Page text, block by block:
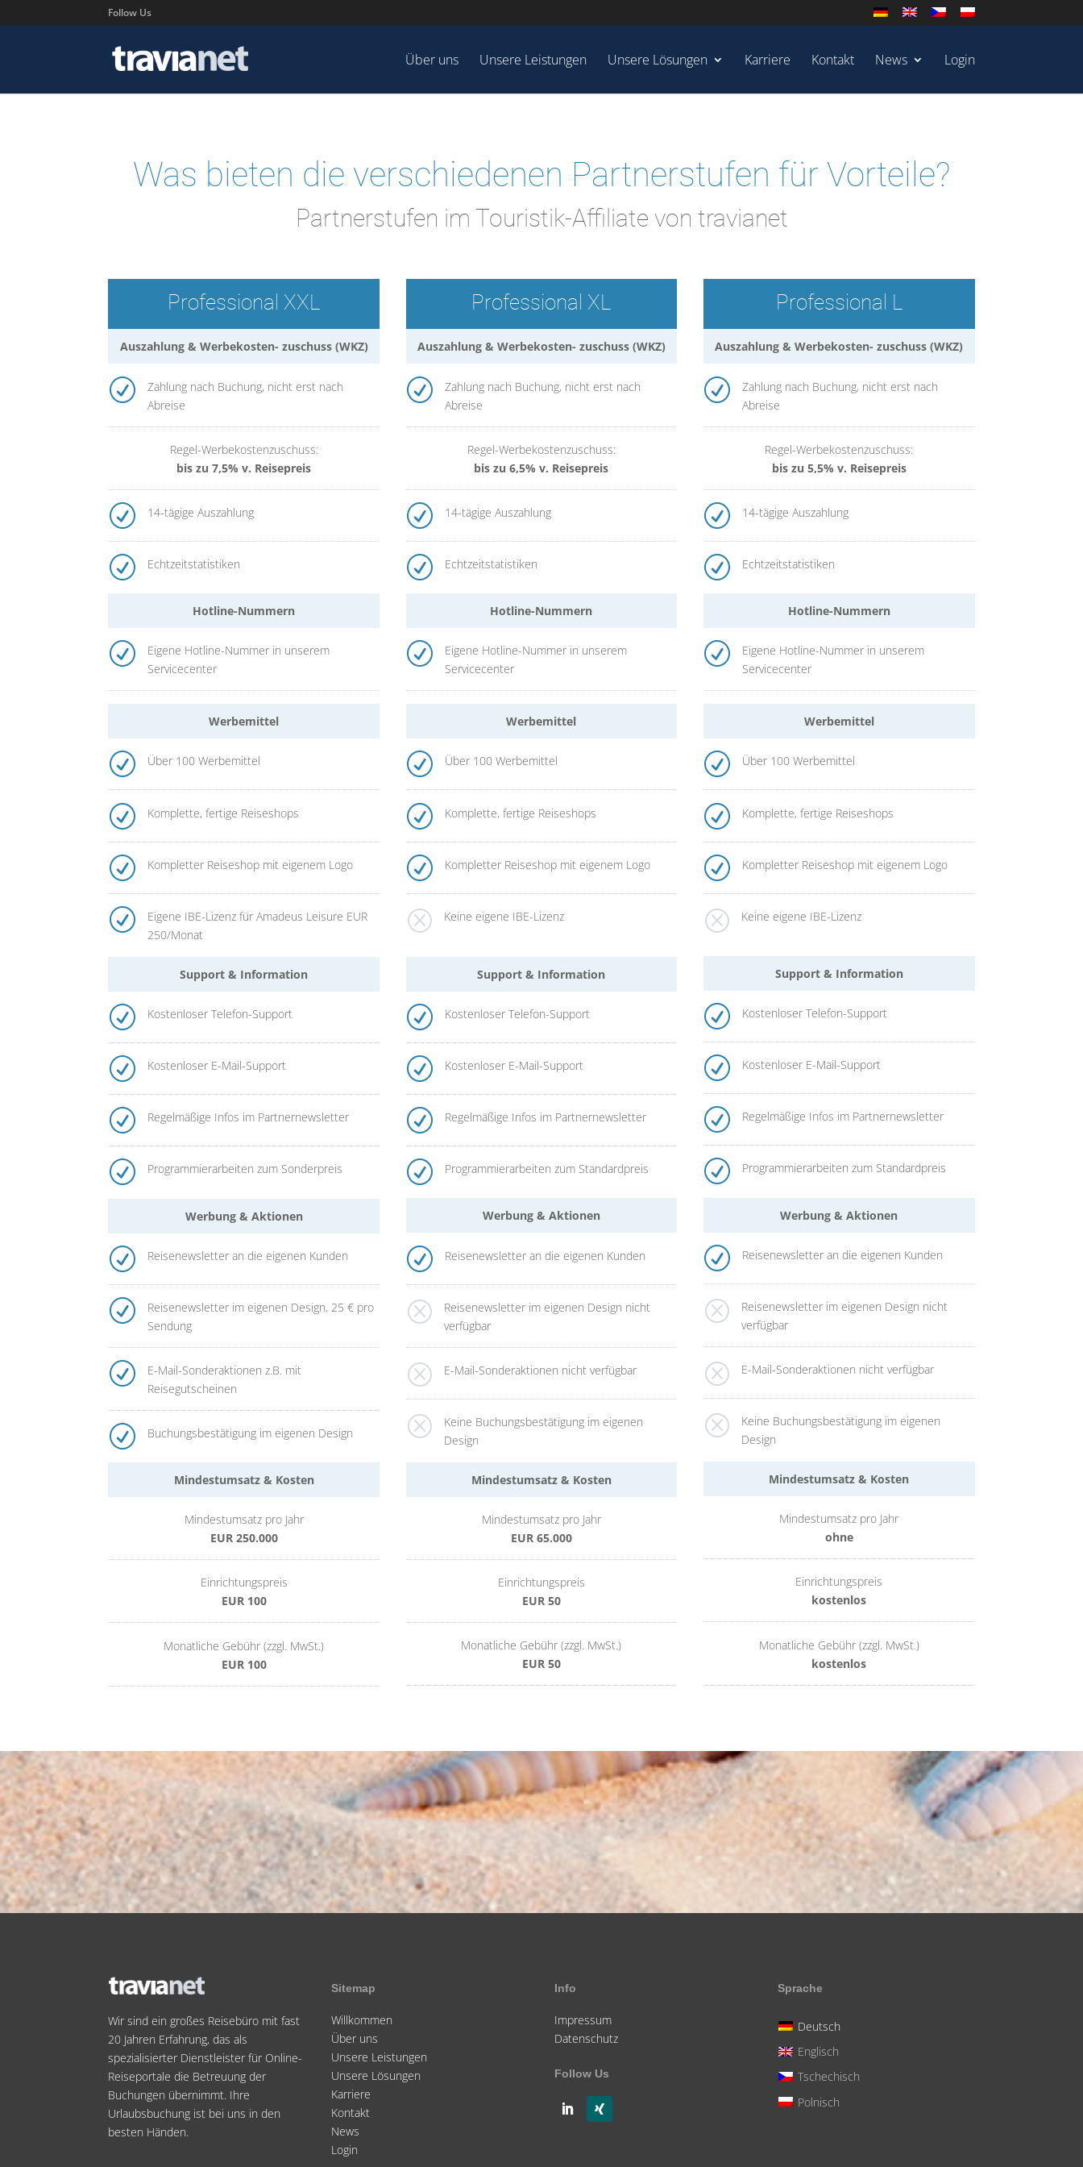
Follow Us
Über uns Unsere Leistungen Unsere Lösungen Karriere Kontakt News Login
Was bieten die verschiedenen Partnerstufen für Vorteile?
Partnerstufen im Touristik-Affiliate von travianet
Professional XXL
Auszahlung & Werbekosten- zuschuss (WKZ)
R
Zahlung nach Buchung, nicht erst nach
Abreise
Regel-Werbekostenzuschuss:
bis zu 7,5% v. Reisepreis
R 14-tägige Auszahlung
R Echtzeitstatistiken
Hotline-Nummern
R
Eigene Hotline-Nummer in unserem
Servicecenter
Werbemittel
R Über 100 Werbemittel
R Komplette, fertige Reiseshops
R Kompletter Reiseshop mit eigenem Logo
R
Eigene IBE-Lizenz für Amadeus Leisure EUR
250/Monat
Support & Information
R Kostenloser Telefon-Support
R Kostenloser E-Mail-Support
R Regelmäßige Infos im Partnernewsletter
R Programmierarbeiten zum Sonderpreis
Werbung & Aktionen
R Reisenewsletter an die eigenen Kunden
R
Reisenewsletter im eigenen Design, 25 € pro
Sendung
R
E-Mail-Sonderaktionen z.B. mit
Reisegutscheinen
R Buchungsbestätigung im eigenen Design
Mindestumsatz & Kosten
Mindestumsatz pro Jahr
EUR 250.000
Einrichtungspreis
EUR 100
Monatliche Gebühr (zzgl. MwSt.)
EUR 100
Professional XL
Auszahlung & Werbekosten- zuschuss (WKZ)
R
Zahlung nach Buchung, nicht erst nach
Abreise
Regel-Werbekostenzuschuss:
bis zu 6,5% v. Reisepreis
R 14-tägige Auszahlung
R Echtzeitstatistiken
Hotline-Nummern
R
Eigene Hotline-Nummer in unserem
Servicecenter
Werbemittel
R Über 100 Werbemittel
R Komplette, fertige Reiseshops
R Kompletter Reiseshop mit eigenem Logo
Q Keine eigene IBE-Lizenz
Support & Information
R Kostenloser Telefon-Support
R Kostenloser E-Mail-Support
R Regelmäßige Infos im Partnernewsletter
R Programmierarbeiten zum Standardpreis
Werbung & Aktionen
R Reisenewsletter an die eigenen Kunden
Q
Reisenewsletter im eigenen Design nicht
verfügbar
Q E-Mail-Sonderaktionen nicht verfügbar
Q
Keine Buchungsbestätigung im eigenen
Design
Mindestumsatz & Kosten
Mindestumsatz pro Jahr
EUR 65.000
Einrichtungspreis
EUR 50
Monatliche Gebühr (zzgl. MwSt.)
EUR 50
Professional L
Auszahlung & Werbekosten- zuschuss (WKZ)
R
Zahlung nach Buchung, nicht erst nach
Abreise
Regel-Werbekostenzuschuss:
bis zu 5,5% v. Reisepreis
R 14-tägige Auszahlung
R Echtzeitstatistiken
Hotline-Nummern
R
Eigene Hotline-Nummer in unserem
Servicecenter
Werbemittel
R Über 100 Werbemittel
R Komplette, fertige Reiseshops
R Kompletter Reiseshop mit eigenem Logo
Q Keine eigene IBE-Lizenz
Support & Information
R Kostenloser Telefon-Support
R Kostenloser E-Mail-Support
R Regelmäßige Infos im Partnernewsletter
R Programmierarbeiten zum Standardpreis
Werbung & Aktionen
R Reisenewsletter an die eigenen Kunden
Q
Reisenewsletter im eigenen Design nicht
verfügbar
Q E-Mail-Sonderaktionen nicht verfügbar
Q
Keine Buchungsbestätigung im eigenen
Design
Mindestumsatz & Kosten
Mindestumsatz pro Jahr
ohne
Einrichtungspreis
kostenlos
Monatliche Gebühr (zzgl. MwSt.)
kostenlos
Wir sind ein großes Reisebüro mit fast
20 Jahren Erfahrung, das als
spezialisierter Dienstleister für Online-
Reiseportale die Betreuung der
Buchungen übernimmt. Ihre
Urlaubsbuchung ist bei uns in den
besten Händen.
Sitemap
Willkommen
Über uns
Unsere Leistungen
Unsere Lösungen
Karriere
Kontakt
News
Login
Info
Impressum
Datenschutz
Follow Us
Sprache
Deutsch
Englisch
Tschechisch
Polnisch